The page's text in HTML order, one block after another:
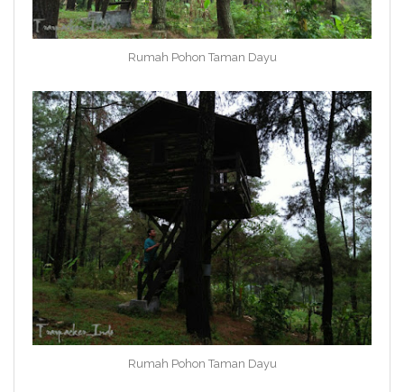
Rumah Pohon Taman Dayu
Rumah Pohon Taman Dayu